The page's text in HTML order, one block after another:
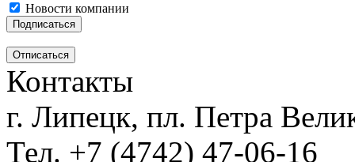
Новости компании
Контакты
г. Липецк, пл. Петра
Тел. +7 (4742) 47-06-16